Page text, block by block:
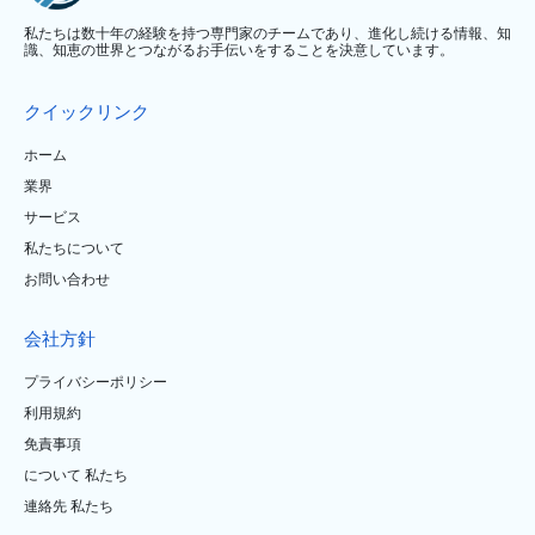
私たちは数十年の経験を持つ専門家のチームであり、進化し続ける情報、知
識、知恵の世界とつながるお手伝いをすることを決意しています。
クイックリンク
ホーム
業界
サービス
私たちについて
お問い合わせ
会社方針
プライバシーポリシー
利用規約
免責事項
について 私たち
連絡先 私たち